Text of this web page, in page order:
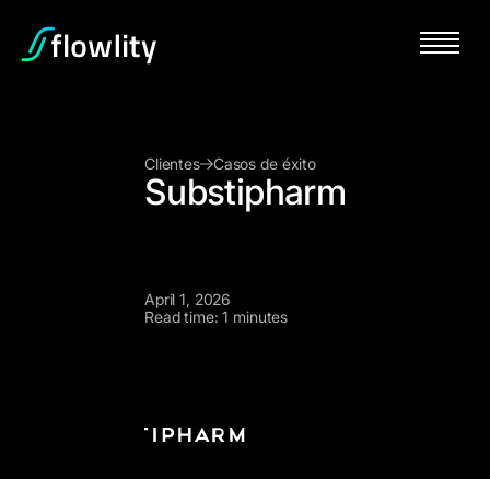
Clientes Casos de éxito
Substipharm
April 1, 2026
Read time: 1 minutes